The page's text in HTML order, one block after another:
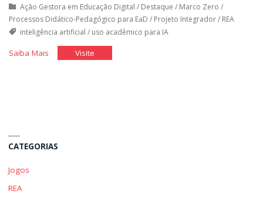
Ação Gestora em Educação Digital / Destaque / Marco Zero /
Processos Didático-Pedagógico para EaD / Projeto Integrador/ REA
inteligência artificial / uso acadêmico para IA
Saiba Mais"Possibilidades
Visite"Possibilidades
CATEGORIAS
Jogos
REA